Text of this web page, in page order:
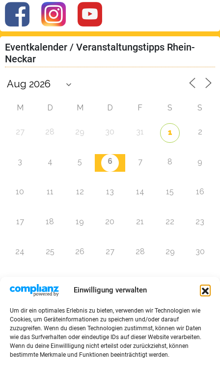
Einwilligung verwalten
Um dir ein optimales Erlebnis zu bieten, verwenden wir Technologien wie
Cookies, um Geräteinformationen zu speichern und/oder darauf
zuzugreifen. Wenn du diesen Technologien zustimmst, können wir Daten
wie das Surfverhalten oder eindeutige IDs auf dieser Website verarbeiten.
Wenn du deine Einwillligung nicht erteilst oder zurückziehst, können
bestimmte Merkmale und Funktionen beeinträchtigt werden.
Eventkalender / Veranstaltungstipps Rhein-
Neckar
M D M D F S S
27 28 29 30 31 1 2
3 4 5 6 7 8 9
10 11 12 13 14 15 16
17 18 19 20 21 22 23
24 25 26 27 28 29 30
Zur Eventübersicht